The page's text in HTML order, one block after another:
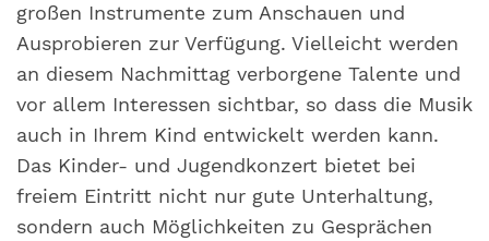
großen Instrumente zum Anschauen und
Ausprobieren zur Verfügung. Vielleicht werden
an diesem Nachmittag verborgene Talente und
vor allem Interessen sichtbar, so dass die Musik
auch in Ihrem Kind entwickelt werden kann.
Das Kinder- und Jugendkonzert bietet bei
freiem Eintritt nicht nur gute Unterhaltung,
sondern auch Möglichkeiten zu Gesprächen